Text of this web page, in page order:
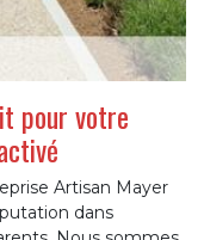
pour votre
Artisan Mayer
dans